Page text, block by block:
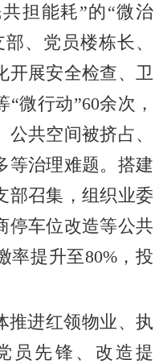
担能耗”的“微治
、党员楼栋长、
开展安全检查、卫
微行动”60余次，
共空间被挤占、
等治理难题。搭建
部召集，组织业委
停车位改造等公共
率提升至80%，投
推进红领物业、执
员先锋、改造提